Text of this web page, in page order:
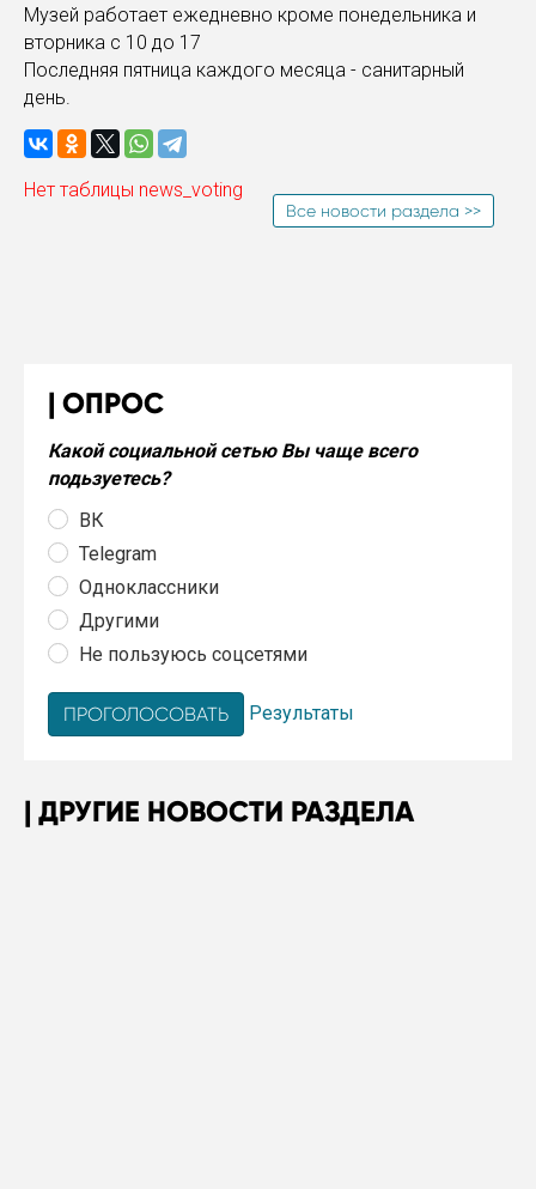
Музей работает ежедневно кроме понедельника и
вторника с 10 до 17
Последняя пятница каждого месяца - санитарный
день.
Нет таблицы news_voting
Все новости раздела >>
ОПРОС
Какой социальной сетью Вы чаще всего
подьзуетесь?
ВК
Telegram
Одноклассники
Другими
Не пользуюсь соцсетями
Результаты
ДРУГИЕ НОВОСТИ РАЗДЕЛА